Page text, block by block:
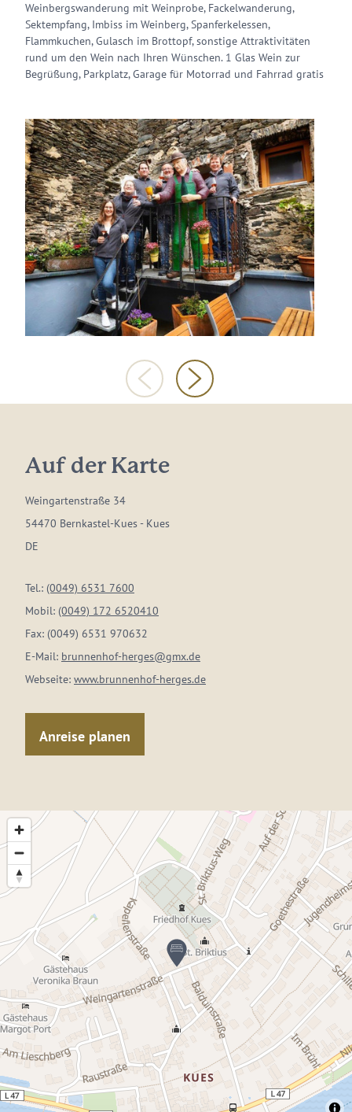
Weinbergswanderung mit Weinprobe, Fackelwanderung,
Sektempfang, Imbiss im Weinberg, Spanferkelessen,
Flammkuchen, Gulasch im Brottopf, sonstige Attraktivitäten
rund um den Wein nach Ihren Wünschen. 1 Glas Wein zur
Begrüßung, Parkplatz, Garage für Motorrad und Fahrrad gratis
Auf der Karte
Weingartenstraße 34
54470 Bernkastel-Kues - Kues
DE
Tel.: (0049) 6531 7600
Mobil: (0049) 172 6520410
Fax: (0049) 6531 970632
E-Mail: brunnenhof-herges@gmx.de
Webseite: www.brunnenhof-herges.de
Anreise planen